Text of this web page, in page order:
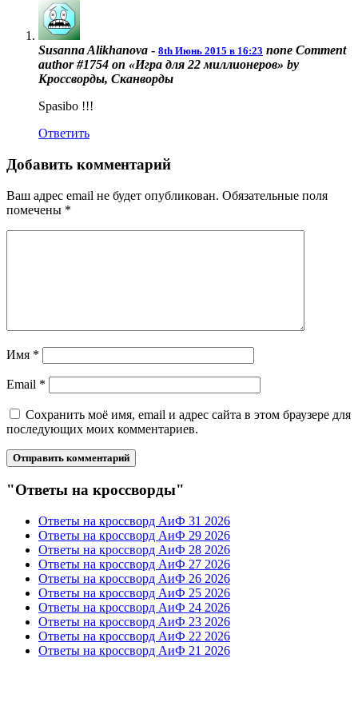
Susanna Alikhanova - 8th Июнь 2015 в 16:23 none Comment
author #1754 on «Игра для 22 миллионеров» by
Кроссворды, Сканворды
Spasibo !!!
Ответить
Добавить комментарий
Ваш адрес email не будет опубликован. Обязательные поля
помечены *
Имя *
Email *
Сохранить моё имя, email и адрес сайта в этом браузере для
последующих моих комментариев.
"Ответы на кроссворды"
Ответы на кроссворд АиФ 31 2026
Ответы на кроссворд АиФ 29 2026
Ответы на кроссворд АиФ 28 2026
Ответы на кроссворд АиФ 27 2026
Ответы на кроссворд АиФ 26 2026
Ответы на кроссворд АиФ 25 2026
Ответы на кроссворд АиФ 24 2026
Ответы на кроссворд АиФ 23 2026
Ответы на кроссворд АиФ 22 2026
Ответы на кроссворд АиФ 21 2026